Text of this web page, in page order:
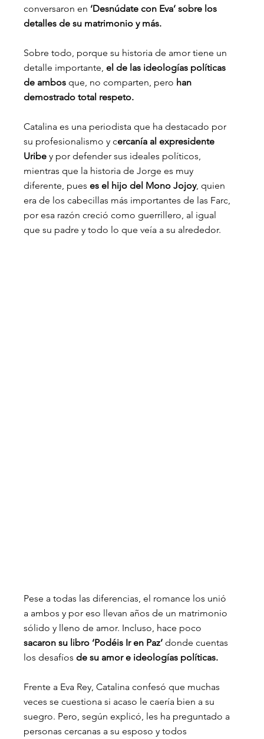
conversaron en ‘Desnúdate con Eva’ sobre los
detalles de su matrimonio y más.
Sobre todo, porque su historia de amor tiene un
detalle importante, el de las ideologías políticas
de ambos que, no comparten, pero han
demostrado total respeto.
Catalina es una periodista que ha destacado por
su profesionalismo y cercanía al expresidente
Uribe y por defender sus ideales políticos,
mientras que la historia de Jorge es muy
diferente, pues es el hijo del Mono Jojoy, quien
era de los cabecillas más importantes de las Farc,
por esa razón creció como guerrillero, al igual
que su padre y todo lo que veía a su alrededor.
Pese a todas las diferencias, el romance los unió
a ambos y por eso llevan años de un matrimonio
sólido y lleno de amor. Incluso, hace poco
sacaron su libro ‘Podéis Ir en Paz’ donde cuentas
los desafíos de su amor e ideologías políticas.
Frente a Eva Rey, Catalina confesó que muchas
veces se cuestiona si acaso le caería bien a su
suegro. Pero, según explicó, les ha preguntado a
personas cercanas a su esposo y todos